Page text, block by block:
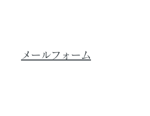
メールフォーム